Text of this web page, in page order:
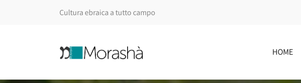
Cultura ebraica a tutto campo
HOME